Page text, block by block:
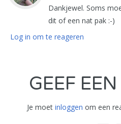
Dankjewel. Soms
dit of een nat pak :-)
Log in om te reageren
GEEF
Je moet inloggen om een